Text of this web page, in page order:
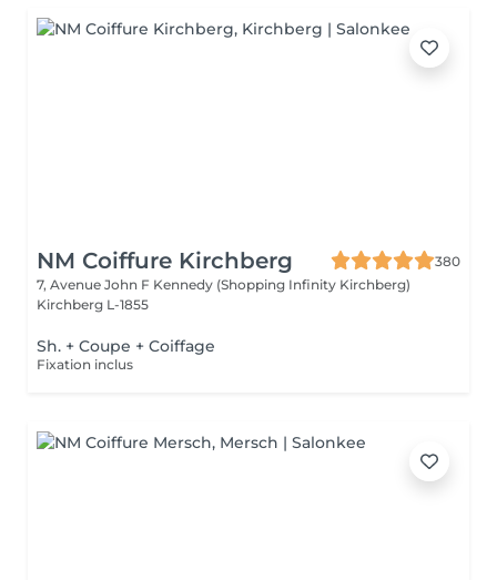
NM Coiffure Kirchberg
380
7, Avenue John F Kennedy (Shopping Infinity Kirchberg)
Kirchberg L-1855
Sh. + Coupe + Coiffage
Fixation inclus